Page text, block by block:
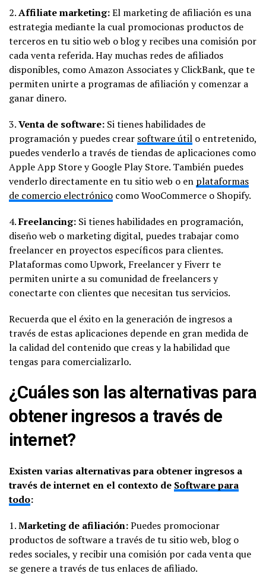
2.Affiliate marketing:El marketing de afiliación es una
estrategia mediante la cual promocionas productos de
terceros en tu sitio web o blog y recibes una comisión por
cada venta referida. Hay muchas redes de afiliados
disponibles, como Amazon Associates y ClickBank, que te
permiten unirte a programas de afiliación y comenzar a
ganar dinero.
3.Venta de software: Si tienes habilidades de
programación y puedes crear software útil o entretenido,
puedes venderlo a través de tiendas de aplicaciones como
Apple App Store y Google Play Store. También puedes
venderlo directamente en tu sitio web o en plataformas
de comercio electrónico como WooCommerce o Shopify.
4.Freelancing: Si tienes habilidades en programación,
diseño web o marketing digital, puedes trabajar como
freelancer en proyectos específicos para clientes.
Plataformas como Upwork, Freelancer y Fiverr te
permiten unirte a su comunidad de freelancers y
conectarte con clientes que necesitan tus servicios.
Recuerda que el éxito en la generación de ingresos a
través de estas aplicaciones depende en gran medida de
la calidad del contenido que creas y la habilidad que
tengas para comercializarlo.
¿Cuáles son las alternativas para
obtener ingresos a través de
internet?
Existen varias alternativas para obtener ingresos a
través de internet en el contexto de Software para
todo:
1.Marketing de afiliación:Puedes promocionar
productos de software a través de tu sitio web, blog o
redes sociales, y recibir una comisión por cada venta que
se genere a través de tus enlaces de afiliado.